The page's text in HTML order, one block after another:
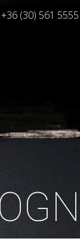
+36 (30) 561 5555